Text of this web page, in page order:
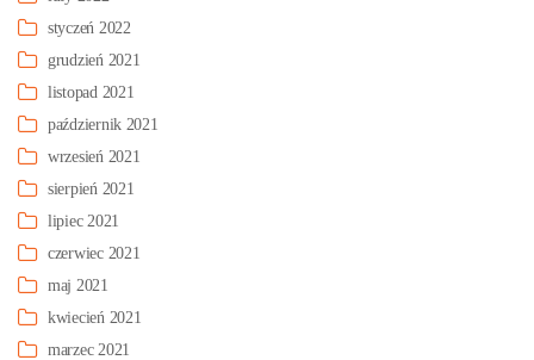
styczeń 2022
grudzień 2021
listopad 2021
październik 2021
wrzesień 2021
sierpień 2021
lipiec 2021
czerwiec 2021
maj 2021
kwiecień 2021
marzec 2021